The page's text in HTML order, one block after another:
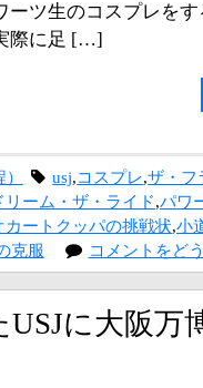
ーツ生のコスプレを
際に足 […]
usj コスプレ ,ザ・フ
リーム・ザ・ライド パワ
カートクッパの挑戦状 小
克服
コメントをど
USJに大阪